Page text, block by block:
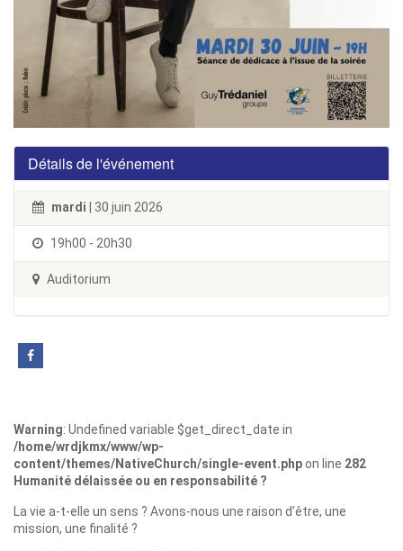
Détails de l'événement
mardi | 30 juin 2026
19h00 - 20h30
Auditorium
Warning: Undefined variable $get_direct_date in
/home/wrdjkmx/www/wp-
content/themes/NativeChurch/single-event.phpon line 282
Humanité délaissée ou en responsabilité ?
La vie a-t-elle un sens ? Avons-nous une raison d’être, une
mission, une finalité ?